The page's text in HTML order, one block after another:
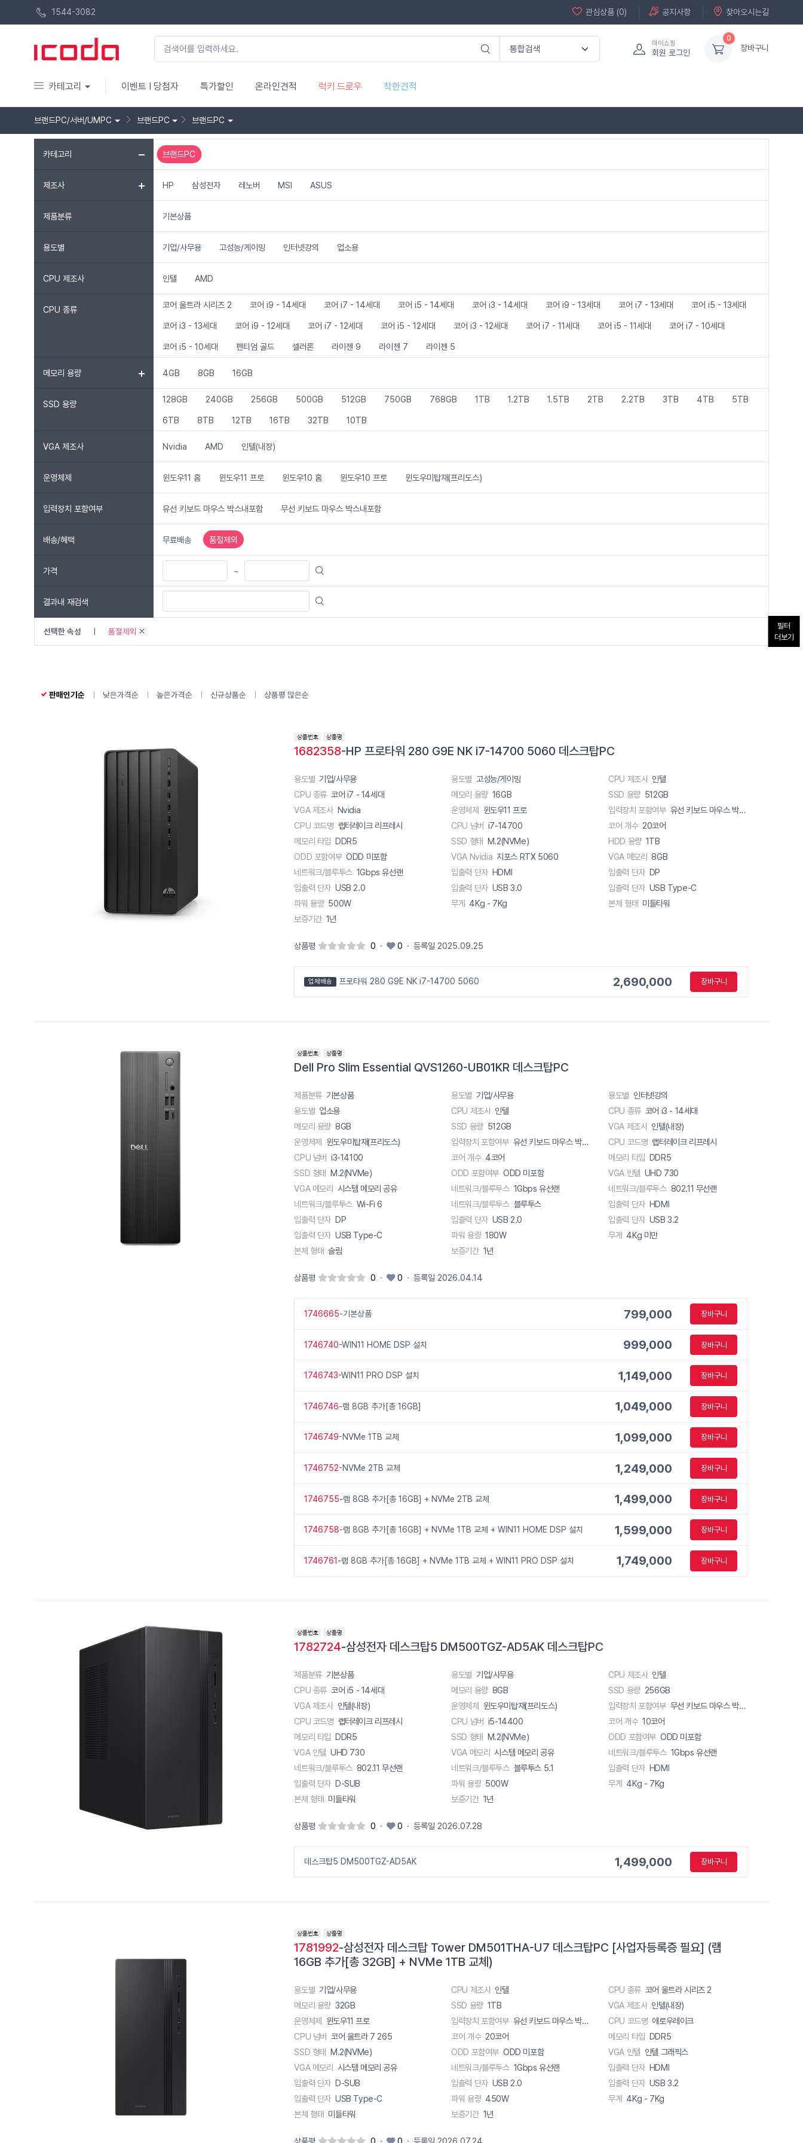
1544-3082 관심상품 (0) 공지사항 찾아오시는길
마이쇼핑
회원 로그인
0
장바구니
카테고리 이벤트 I 당첨자 특가할인 온라인견적 럭키 드로우 착한견적
브랜드PC/서버/UMPC 브랜드PC 브랜드PC
카테고리 브랜드PC
제조사 HP 삼성전자 레노버 MSI ASUS
제품분류 기본상품
용도별 기업/사무용 고성능/게이밍 인터넷강의 업소용
CPU 제조사 인텔 AMD
CPU 종류 코어 울트라 시리즈 2 코어 i9 - 14세대 코어 i7 - 14세대 코어 i5 - 14세대 코어 i3 - 14세대 코어 i9 - 13세대 코어 i7 - 13세대 코어 i5 - 13세대
코어 i3 - 13세대 코어 i9 - 12세대 코어 i7 - 12세대 코어 i5 - 12세대 코어 i3 - 12세대 코어 i7 - 11세대 코어 i5 - 11세대 코어 i7 - 10세대
코어 i5 - 10세대 펜티엄 골드 셀러론 라이젠 9 라이젠 7 라이젠 5
메모리 용량 4GB 8GB 16GB
SSD 용량 128GB 240GB 256GB 500GB 512GB 750GB 768GB 1TB 1.2TB 1.5TB 2TB 2.2TB 3TB 4TB 5TB
6TB 8TB 12TB 16TB 32TB 10TB
VGA 제조사 Nvidia AMD 인텔(내장)
운영체제 윈도우11 홈 윈도우11 프로 윈도우10 홈 윈도우10 프로 윈도우미탑재(프리도스)
입력장치 포함여부 유선 키보드 마우스 박스내포함 무선 키보드 마우스 박스내포함
배송/혜택 무료배송 품절제외
가격 ~
결과내 재검색
필터
더보기
선택한 속성 품절제외
판매인기순 낮은가격순 높은가격순 신규상품순 상품평 많은순
1682358-HP 프로타워 280 G9E NK i7-14700 5060 데스크탑PC
용도별 기업/사무용 용도별 고성능/게이밍 CPU 제조사 인텔
CPU 종류 코어 i7 - 14세대 메모리 용량 16GB SSD 용량 512GB
VGA 제조사 Nvidia 운영체제 윈도우11 프로 입력장치 포함여부
유선 키보드 마우스 박스내포함
CPU 코드명 랩터레이크 리프레시 CPU 넘버 i7-14700 코어 개수 20코어
메모리 타입 DDR5 SSD 형태 M.2(NVMe) HDD 용량 1TB
ODD 포함여부 ODD 미포함 VGA Nvidia 지포스 RTX 5060 VGA 메모리 8GB
네트워크/블루투스 1Gbps 유선랜 입출력 단자 HDMI 입출력 단자 DP
입출력 단자 USB 2.0 입출력 단자 USB 3.0 입출력 단자 USB Type-C
파워 용량 500W 무게 4Kg - 7Kg 본체 형태 미들타워
보증기간 1년
상품평 0 · 0 · 등록일 2025.09.25
업체배송 프로타워 280 G9E NK i7-14700 5060 2,690,000 장바구니
Dell Pro Slim Essential QVS1260-UB01KR 데스크탑PC
제품분류 기본상품 용도별 기업/사무용 용도별 인터넷강의
용도별 업소용 CPU 제조사 인텔 CPU 종류 코어 i3 - 14세대
메모리 용량 8GB SSD 용량 512GB VGA 제조사 인텔(내장)
운영체제 윈도우미탑재(프리도스) 입력장치 포함여부 유선 키보드 마우스 박스내포함 CPU 코드명 랩터레이크 리프레시
CPU 넘버 i3-14100 코어 개수 4코어 메모리 타입 DDR5
SSD 형태 M.2(NVMe) ODD 포함여부 ODD 미포함 VGA 인텔 UHD 730
VGA 메모리 시스템 메모리 공유 네트워크/블루투스 1Gbps 유선랜 네트워크/블루투스 802.11 무선랜
네트워크/블루투스 Wi-Fi 6 네트워크/블루투스 블루투스 입출력 단자 HDMI
입출력 단자 DP 입출력 단자 USB 2.0 입출력 단자 USB 3.2
입출력 단자 USB Type-C 파워 용량 180W 무게 4Kg 미만
본체 형태 슬림 보증기간 1년
상품평 0 · 0 · 등록일 2026.04.14
1746665-기본상품 799,000 장바구니
1746740-WIN11 HOME DSP 설치 999,000 장바구니
1746743-WIN11 PRO DSP 설치 1,149,000 장바구니
1746746-램 8GB 추가[총 16GB] 1,049,000 장바구니
1746749-NVMe 1TB 교체 1,099,000 장바구니
1746752-NVMe 2TB 교체 1,249,000 장바구니
1746755-램 8GB 추가[총 16GB] + NVMe 2TB 교체 1,499,000 장바구니
1746758-램 8GB 추가[총 16GB] + NVMe 1TB 교체 + WIN11 HOME DSP 설치 1,599,000 장바구니
1746761 -램 8GB 추가[총 16GB] + NVMe 1TB 교체 + WIN11 PRO DSP 설치 1,749,000 장바구니
1782724-삼성전자 데스크탑5 DM500TGZ-AD5AK 데스크탑PC
제품분류 기본상품 용도별 기업/사무용 CPU 제조사 인텔
CPU 종류 코어 i5 - 14세대 메모리 용량 8GB SSD 용량 256GB
VGA 제조사 인텔(내장) 운영체제 윈도우미탑재(프리도스) 입력장치 포함여부
무선 키보드 마우스 박스내포함
CPU 코드명 랩터레이크 리프레시 CPU 넘버 i5-14400 코어 개수 10코어
메모리 타입 DDR5 SSD 형태 M.2(NVMe) ODD 포함여부 ODD 미포함
VGA 인텔 UHD 730 VGA 메모리 시스템 메모리 공유 네트워크/블루투스 1Gbps 유선랜
네트워크/블루투스 802.11 무선랜 네트워크/블루투스 블루투스 5.1 입출력 단자 HDMI
입출력 단자 D-SUB 파워 용량 500W 무게 4Kg - 7Kg
본체 형태 미들타워 보증기간 1년
상품평 0 · 0 · 등록일 2026.07.28
데스크탑5 DM500TGZ-AD5AK 1,499,000 장바구니
1781992-삼성전자 데스크탑 Tower DM501THA-U7 데스크탑PC [사업자등록증 필요] (램
16GB 추가[총 32GB] + NVMe 1TB 교체)
용도별 기업/사무용 CPU 제조사 인텔 CPU 종류 코어 울트라 시리즈 2
메모리 용량 32GB SSD 용량 1TB VGA 제조사 인텔(내장)
운영체제 윈도우11 프로 입력장치 포함여부 유선 키보드 마우스 박스내포함 CPU 코드명 애로우레이크
CPU 넘버 코어 울트라 7 265 코어 개수 20코어 메모리 타입 DDR5
SSD 형태 M.2(NVMe) ODD 포함여부 ODD 미포함 VGA 인텔 인텔 그래픽스
VGA 메모리 시스템 메모리 공유 네트워크/블루투스 1Gbps 유선랜 입출력 단자 HDMI
입출력 단자 D-SUB 입출력 단자 USB 2.0 입출력 단자 USB 3.2
입출력 단자 USB Type-C 파워 용량 450W 무게 4Kg - 7Kg
본체 형태 미들타워 보증기간 1년